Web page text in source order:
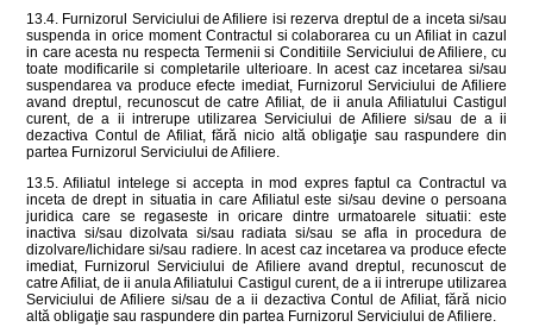
13.4. Furnizorul Serviciului de Afiliere isi rezerva dreptul de a inceta si/sau
suspenda in orice moment Contractul si colaborarea cu un Afiliat in cazul
in care acesta nu respecta Termenii si Conditiile Serviciului de Afiliere, cu
toate modificarile si completarile ulterioare. In acest caz incetarea si/sau
suspendarea va produce efecte imediat, Furnizorul Serviciului de Afiliere
avand dreptul, recunoscut de catre Afiliat, de ii anula Afiliatului Castigul
curent, de a ii intrerupe utilizarea Serviciului de Afiliere si/sau de a ii
dezactiva Contul de Afiliat, fără nicio altă obligaţie sau raspundere din
partea Furnizorul Serviciului de Afiliere.
13.5. Afiliatul intelege si accepta in mod expres faptul ca Contractul va
inceta de drept in situatia in care Afiliatul este si/sau devine o persoana
juridica care se regaseste in oricare dintre urmatoarele situatii: este
inactiva si/sau dizolvata si/sau radiata si/sau se afla in procedura de
dizolvare/lichidare si/sau radiere. In acest caz incetarea va produce efecte
imediat, Furnizorul Serviciului de Afiliere avand dreptul, recunoscut de
catre Afiliat, de ii anula Afiliatului Castigul curent, de a ii intrerupe utilizarea
Serviciului de Afiliere si/sau de a ii dezactiva Contul de Afiliat, fără nicio
altă obligaţie sau raspundere din partea Furnizorul Serviciului de Afiliere.